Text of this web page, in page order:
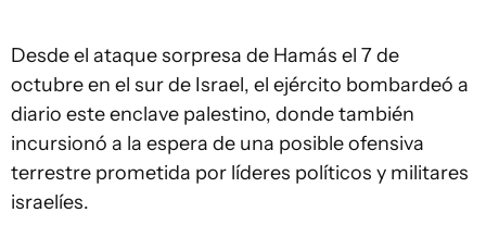
Desde el ataque sorpresa de Hamás el 7 de
octubre en el sur de Israel, el ejército bombardeó a
diario este enclave palestino, donde también
incursionó a la espera de una posible ofensiva
terrestre prometida por líderes políticos y militares
israelíes.